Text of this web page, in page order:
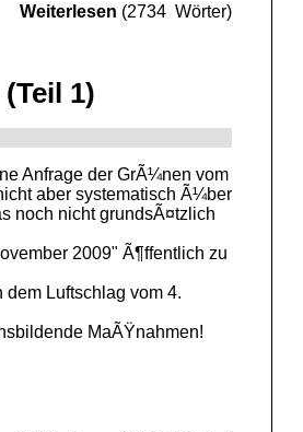
Weiterlesen (2734 Wörter)
1)
Anfrage der GrÃ¼nen vom
aber systematisch Ã¼ber
noch nicht grundsÃ¤tzlich
2009" Ã¶ffentlich zu
Luftschlag vom 4.
MaÃŸnahmen!